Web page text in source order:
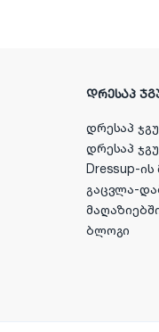
ᲓᲠᲔᲡᲐᲞ
დრესაპ
დრესაპ
Dressup-
გაცვლა-
ბლოგი